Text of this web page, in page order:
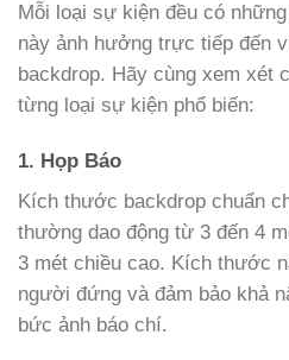
Mỗi loại sự kiện đều có
này ảnh hưởng trực tiếp đến
backdrop. Hãy cùng xem xét
từng loại sự kiện phổ biến:
1. Họp Báo
Kích thước backdrop chuẩn
thường dao động từ 3 đến 4
3 mét chiều cao. Kích thước
người đứng và đảm bảo khả
bức ảnh báo chí.